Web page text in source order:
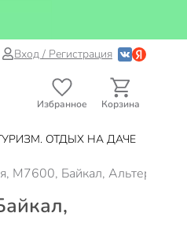
Вход / Регистрация
Избранное Корзина
ОТДЫХ НА ДАЧЕ
М7600, Байкал,